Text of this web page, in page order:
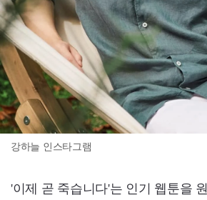
강하늘 인스타그램
'이제 곧 죽습니다'는 인기 웹툰을